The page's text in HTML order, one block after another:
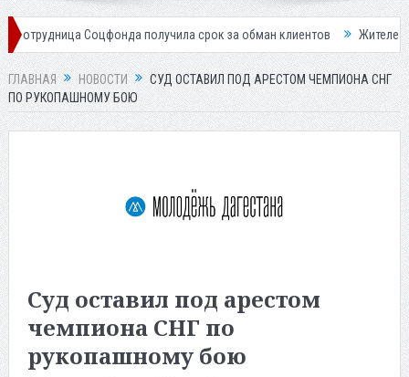
Соцфонда получила срок за обман клиентов Жителей Дагестана
ГЛАВНАЯ НОВОСТИ
СУД ОСТАВИЛ ПОД АРЕСТОМ ЧЕМПИОНА СНГ
ПО РУКОПАШНОМУ БОЮ
Суд оставил под арестом
чемпиона СНГ по
рукопашному бою